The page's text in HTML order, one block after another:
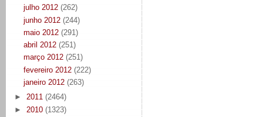
julho 2012 (262)
junho 2012 (244)
maio 2012 (291)
abril 2012 (251)
março 2012 (251)
fevereiro 2012 (222)
janeiro 2012 (263)
► 2011 (2464)
► 2010 (1323)